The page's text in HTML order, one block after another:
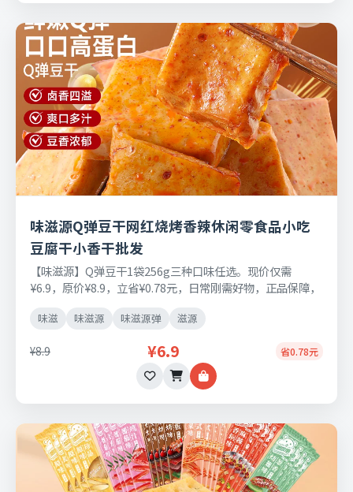
味滋源Q弹豆干网红烧烤香辣休闲零食品小吃
豆腐干小香干批发
【味滋源】Q弹豆干1袋256g三种口味任选。现价仅需
¥6.9，原价¥8.9，立省¥0.78元，日常刚需好物，正品保障，
味滋 味滋源 味滋源弹 滋源
¥8.9 ¥6.9 省0.78元